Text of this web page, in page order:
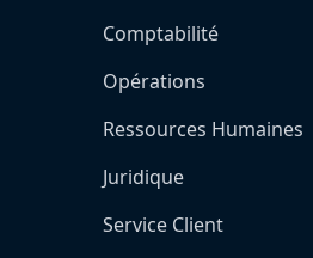
Comptabilité
Opérations
Ressources Humaines
Juridique
Service Client